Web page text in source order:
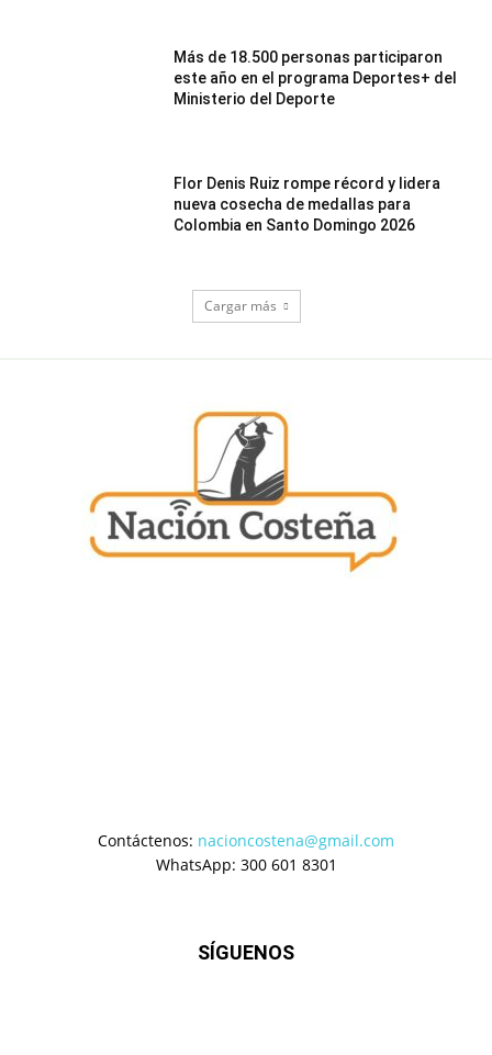
Más de 18.500 personas participaron
este año en el programa Deportes+ del
Ministerio del Deporte
Flor Denis Ruiz rompe récord y lidera
nueva cosecha de medallas para
Colombia en Santo Domingo 2026
Cargar más
Contáctenos: nacioncostena@gmail.com
WhatsApp: 300 601 8301
SÍGUENOS